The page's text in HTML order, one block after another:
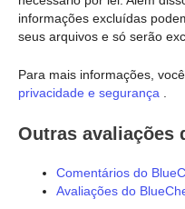
informações excluídas
seus arquivos e só serão
Para mais informações,
privacidade e segurança .
Outras avaliações
Comentários do
Avaliações do